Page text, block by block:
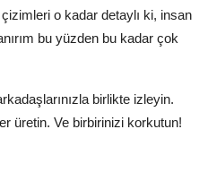
o kadar detaylı ki, insan
bu yüzden bu kadar çok
birlikte izleyin.
üretin. Ve birbirinizi korkutun!